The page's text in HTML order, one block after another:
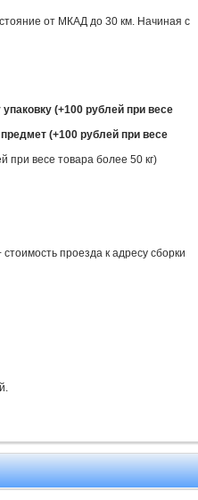
от МКАД до 30 км. Начиная с
(+100 рублей при весе
(+100 рублей при весе
при весе товара более 50 кг)
стоимость проезда к адресу сборки